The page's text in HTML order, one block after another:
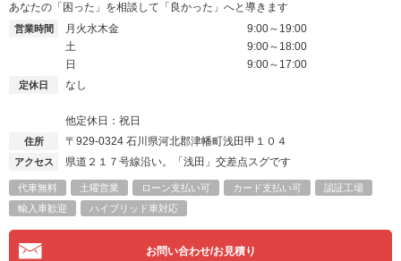
あなたの「困った」を相談して「良かった」へと導きます
営業時間 月火水木金
9:00～19:00
土
9:00～18:00
日
9:00～17:00
定休日 なし
他定休日：祝日
住所 〒929-0324 石川県河北郡津幡町浅田甲１０４
アクセス 県道２１７号線沿い。「浅田」交差点スグです
代車無料 土曜営業 ローン支払い可 カード支払い可
認証工場
輸入車歓迎
ハイブリッド車対応
お問い合わせ/お見積り